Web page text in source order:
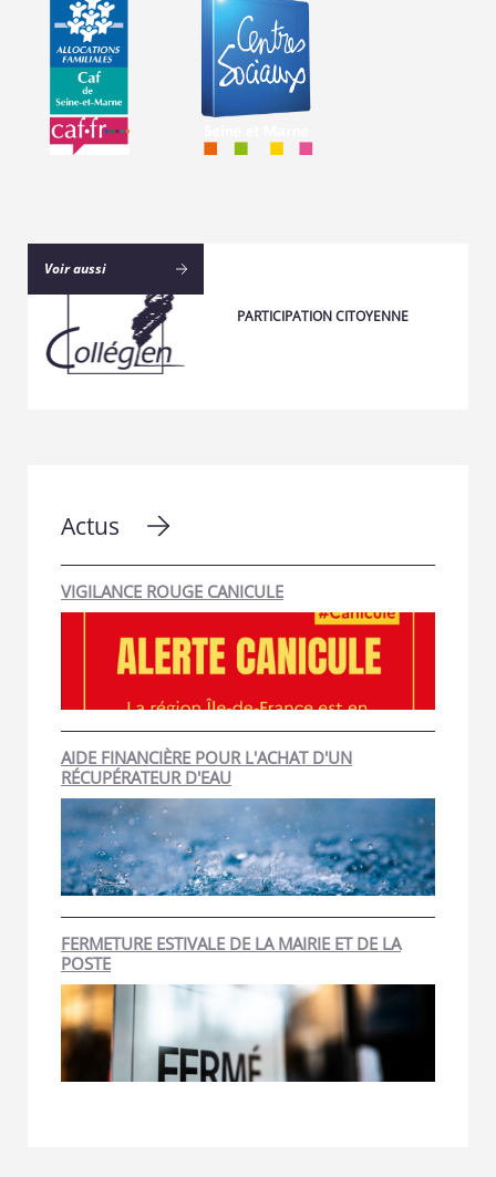
Voir aussi
PARTICIPATION CITOYENNE
Actus
VIGILANCE ROUGE CANICULE
AIDE FINANCIÈRE POUR L'ACHAT D'UN
RÉCUPÉRATEUR D'EAU
FERMETURE ESTIVALE DE LA MAIRIE ET DE LA
POSTE